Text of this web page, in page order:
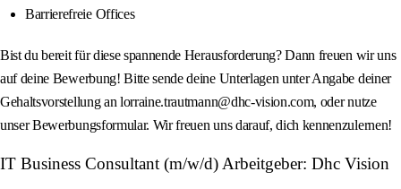
Barrierefreie Offices
Bist du bereit für diese spannende Herausforderung? Dann freuen wir uns
auf deine Bewerbung! Bitte sende deine Unterlagen unter Angabe deiner
Gehaltsvorstellung an lorraine.trautmann@dhc-vision.com, oder nutze
unser Bewerbungsformular. Wir freuen uns darauf, dich kennenzulernen!
IT Business Consultant (m/w/d) Arbeitgeber: Dhc Vision